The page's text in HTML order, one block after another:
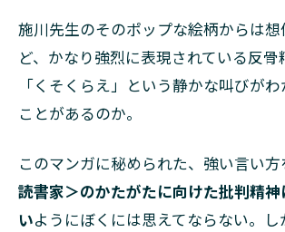
施川先生のそのポップな絵柄からは
ど、かなり強烈に表現されている反骨
「くそくらえ」という静かな叫びが
ことがあるのか。
このマンガに秘められた、強い言い
読書家＞のかたがたに向けた批判精
いようにぼくには思えてならない。